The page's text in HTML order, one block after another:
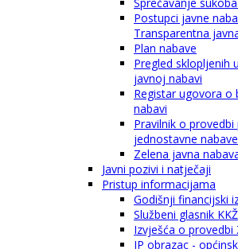
Postupci javne
Transparentna
Plan nabave
Pregled sklopljenih
javnoj nabavi
Registar ugovora o
nabavi
Pravilnik o provedbi
jednostavne nabave
Zelena javna
Javni pozivi i natječaji
Pristup informacijama
Godišnji financijski
Službeni glasnik KKŽ
Izvješća o provedbi
IP obrazac -